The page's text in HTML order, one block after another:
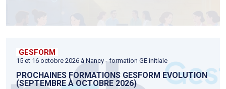
GESFORM
15 et 16 octobre 2026 à Nancy - formation GE initiale
PROCHAINES FORMATIONS GESFORM EVOLUTION
(SEPTEMBRE À OCTOBRE 2026)